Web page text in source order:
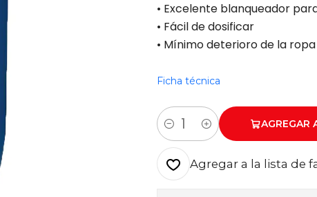
• Excelente blanqueador
• Fácil de dosificar
• Mínimo deterioro de la
Ficha técnica
Cantidad
AGREGAR
Agregar a la lista de